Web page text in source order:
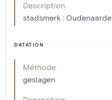
Description
stadsmerk : Oudenaarde
DATATION
Méthode
geslagen